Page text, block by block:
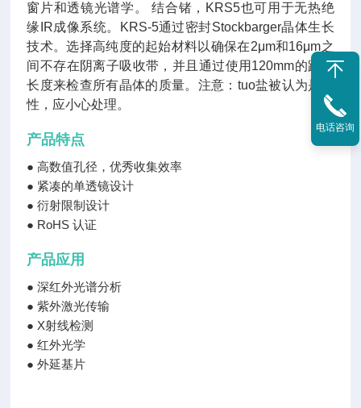
窗片和透镜光谱学。 结合锗，KRS5也可用于无热绝
缘IR成像系统。KRS-5通过密封Stockbarger晶体生长
技术。选择高纯度的起始材料以确保在2μm和16μm之
间不存在阴离子吸收带，并且通过使用120mm的路径
长度来检查所有晶体的质量。注意：tuo盐被认为是毒
性，应小心处理。
产品特点
● 高数值孔径，优秀收集效率
● 紧凑的单透镜设计
● 衍射限制设计
● RoHS 认证
产品应用
● 深红外光谱分析
● 紫外激光传输
● X射线检测
● 红外光学
● 外延基片
电话咨询